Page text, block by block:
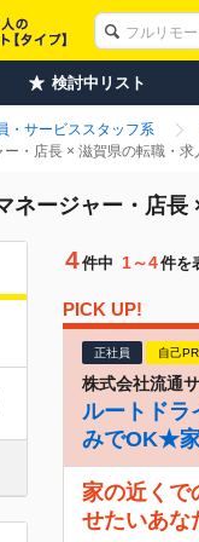
検討中リスト
・サービススタッフ系
・店長 × 滋賀県の転職・求
ネージャー・店長
4件中 1～4件を
PICK UP!
正社員 自己
株式会社流通
ルートド
みでOK★家
家の近くで
せたいあ